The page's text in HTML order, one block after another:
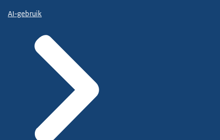
AI-gebruik